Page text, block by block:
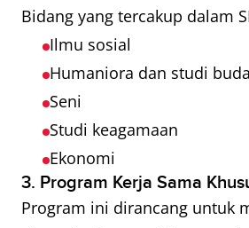
Bidang yang tercakup dalam
Ilmu sosial
Humaniora dan studi
Seni
Studi keagamaan
Ekonomi
3. Program Kerja Sama
Program ini dirancang untuk